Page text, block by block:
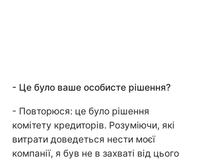
- Це було ваше особисте рішення?
- Повторюся: це було рішення
комітету кредиторів. Розуміючи, які
витрати доведеться нести моєї
компанії, я був не в захваті від цього